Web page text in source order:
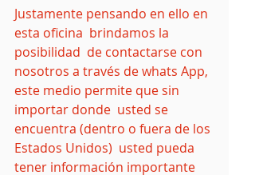
Justamente pensando en ello en
esta oficina  brindamos la
posibilidad  de contactarse con
nosotros a través de whats App,
este medio permite que sin
importar donde  usted se
encuentra (dentro o fuera de los
Estados Unidos)  usted pueda
tener información importante